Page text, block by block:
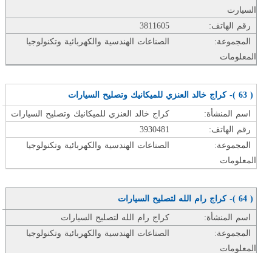
السيارت
رقم الهاتف:
3811605
المجموعة:
الصناعات الهندسية والكهربائية وتكنولوجيا
المعلومات
( 63 )- كراج خالد العنزي للميكانيك وتصليح السيارات
اسم المنشأة:
كراج خالد العنزي للميكانيك وتصليح السيارات
رقم الهاتف:
3930481
المجموعة:
الصناعات الهندسية والكهربائية وتكنولوجيا
المعلومات
( 64 )- كراج رام الله لتصليح السيارات
اسم المنشأة:
كراج رام الله لتصليح السيارات
المجموعة:
الصناعات الهندسية والكهربائية وتكنولوجيا
المعلومات